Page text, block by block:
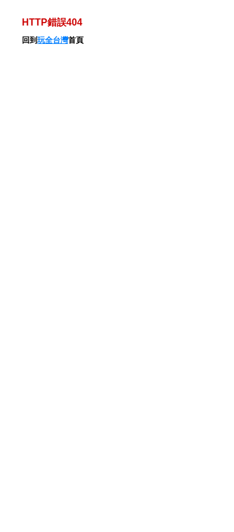
HTTP錯誤404
回到 玩全台灣首頁